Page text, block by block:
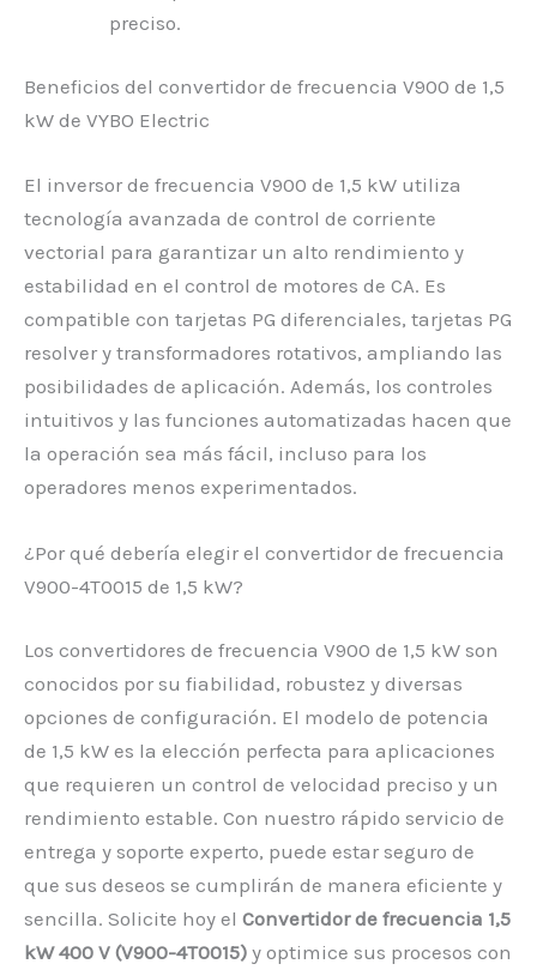
preciso.
Beneficios del convertidor de frecuencia V900 de 1,5
kW de VYBO Electric
El inversor de frecuencia V900 de 1,5 kW utiliza
tecnología avanzada de control de corriente
vectorial para garantizar un alto rendimiento y
estabilidad en el control de motores de CA. Es
compatible con tarjetas PG diferenciales, tarjetas PG
resolver y transformadores rotativos, ampliando las
posibilidades de aplicación. Además, los controles
intuitivos y las funciones automatizadas hacen que
la operación sea más fácil, incluso para los
operadores menos experimentados.
¿Por qué debería elegir el convertidor de frecuencia
V900-4T0015 de 1,5 kW?
Los convertidores de frecuencia V900 de 1,5 kW son
conocidos por su fiabilidad, robustez y diversas
opciones de configuración. El modelo de potencia
de 1,5 kW es la elección perfecta para aplicaciones
que requieren un control de velocidad preciso y un
rendimiento estable. Con nuestro rápido servicio de
entrega y soporte experto, puede estar seguro de
que sus deseos se cumplirán de manera eficiente y
sencilla. Solicite hoy el Convertidor de frecuencia 1,5
kW 400 V (V900-4T0015) y optimice sus procesos con